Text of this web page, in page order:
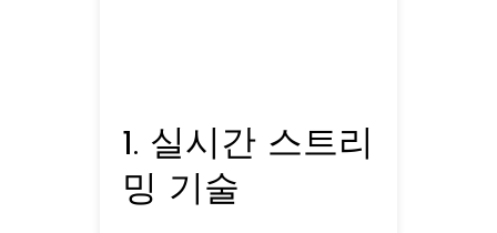
1. 실시간 스트리
밍 기술